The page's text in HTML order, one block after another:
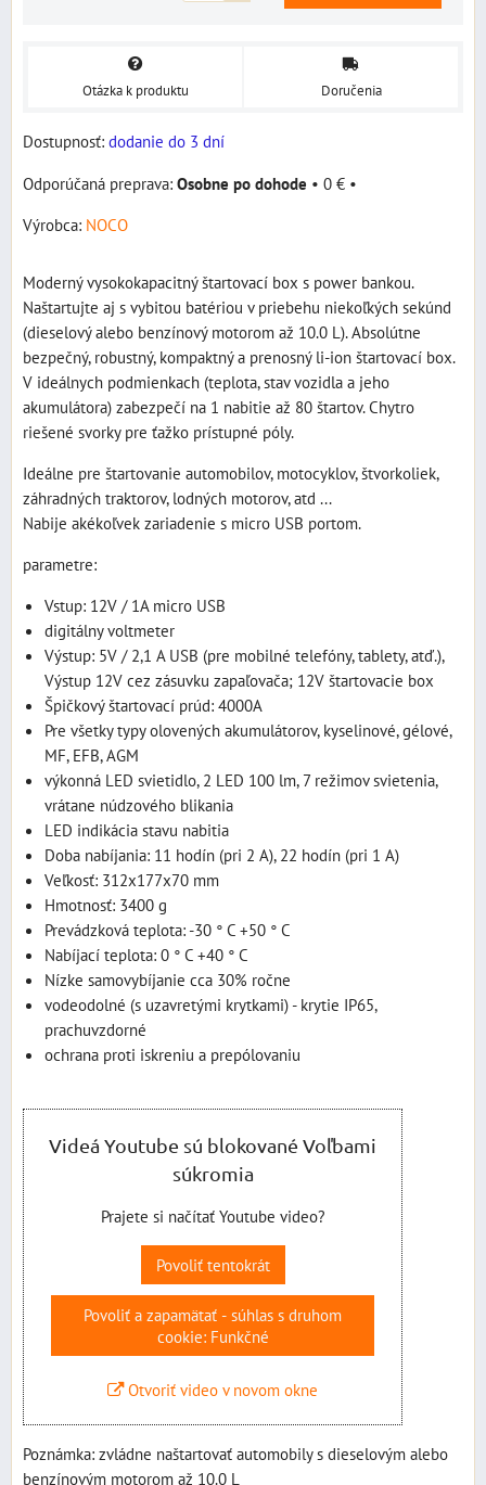
Otázka k produktu Doručenia
Dostupnosť: dodanie do 3 dní
Osobne po dohode • 0 € •
Výrobca: NOCO
Moderný vysokokapacitný štartovací box s power bankou.
Naštartujte aj s vybitou batériou v priebehu niekoľkých sekúnd
(dieselový alebo benzínový motorom až 10.0 L). Absolútne
bezpečný, robustný, kompaktný a prenosný li-ion štartovací box.
V ideálnych podmienkach (teplota, stav vozidla a jeho
akumulátora) zabezpečí na 1 nabitie až 80 štartov. Chytro
riešené svorky pre ťažko prístupné póly.
Ideálne pre štartovanie automobilov, motocyklov, štvorkoliek,
záhradných traktorov, lodných motorov, atd ...
Nabije akékoľvek zariadenie s micro USB portom.
parametre:
Vstup: 12V / 1A micro USB
digitálny voltmeter
Výstup: 5V / 2,1 A USB (pre mobilné telefóny, tablety, atď.),
Výstup 12V cez zásuvku zapaľovača; 12V štartovacie box
Špičkový štartovací prúd: 4000A
Pre všetky typy olovených akumulátorov, kyselinové, gélové,
MF, EFB, AGM
výkonná LED svietidlo, 2 LED 100 lm, 7 režimov svietenia,
vrátane núdzového blikania
LED indikácia stavu nabitia
Doba nabíjania: 11 hodín (pri 2 A), 22 hodín (pri 1 A)
Veľkosť: 312x177x70 mm
Hmotnosť: 3400 g
Prevádzková teplota: -30 ° C +50 ° C
Nabíjací teplota: 0 ° C +40 ° C
Nízke samovybíjanie cca 30% ročne
vodeodolné (s uzavretými krytkami) - krytie IP65,
prachuvzdorné
ochrana proti iskreniu a prepólovaniu
Videá Youtube sú blokované Voľbami
súkromia
Prajete si načítať Youtube video?
Povoliť tentokrát
Povoliť a zapamätať - súhlas s druhom
cookie: Funkčné
Otvoriť video v novom okne
Poznámka: zvládne naštartovať automobily s dieselovým alebo
benzínovým motorom až 10.0 L